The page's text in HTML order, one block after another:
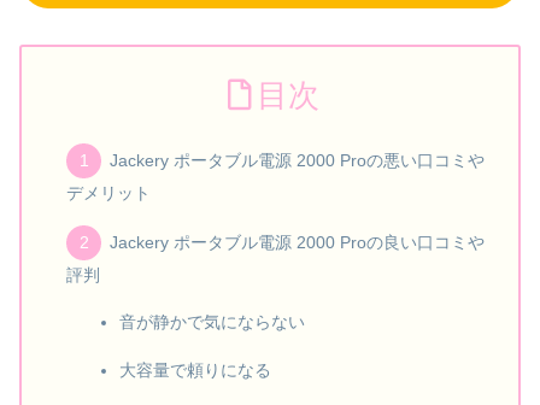
目次
Jackery ポータブル電源 2000 Proの悪い口コミや
デメリット
Jackery ポータブル電源 2000 Proの良い口コミや
評判
音が静かで気にならない
大容量で頼りになる